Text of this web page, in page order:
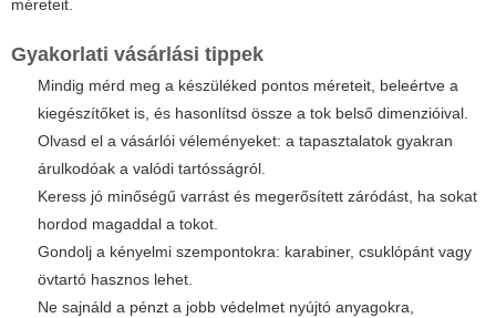
méreteit.
Gyakorlati vásárlási tippek
Mindig mérd meg a készüléked pontos méreteit, beleértve a
kiegészítőket is, és hasonlítsd össze a tok belső dimenzióival.
Olvasd el a vásárlói véleményeket: a tapasztalatok gyakran
árulkodóak a valódi tartósságról.
Keress jó minőségű varrást és megerősített záródást, ha sokat
hordod magaddal a tokot.
Gondolj a kényelmi szempontokra: karabiner, csuklópánt vagy
övtartó hasznos lehet.
Ne sajnáld a pénzt a jobb védelmet nyújtó anyagokra,